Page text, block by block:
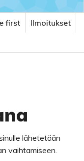
first
Ilmoitukset
lähetetään
vaihtamiseen.